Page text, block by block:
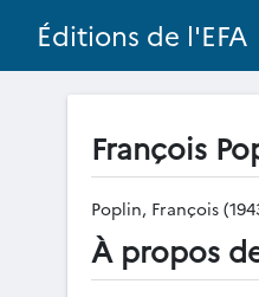
Éditions de l'EFA
François
Poplin, François
À propos